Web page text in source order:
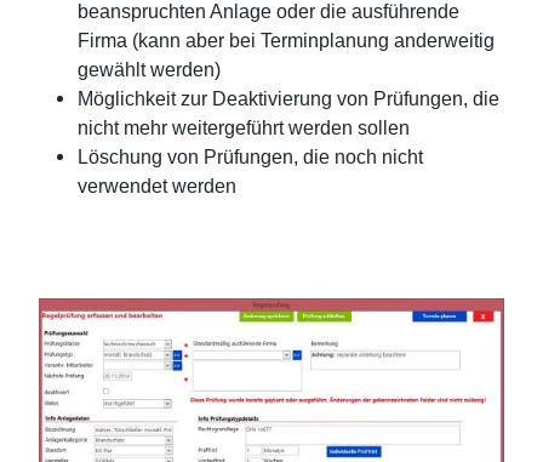
beanspruchten Anlage oder die ausführende
Firma (kann aber bei Terminplanung anderweitig
gewählt werden)
Möglichkeit zur Deaktivierung von Prüfungen, die
nicht mehr weitergeführt werden sollen
Löschung von Prüfungen, die noch nicht
verwendet werden